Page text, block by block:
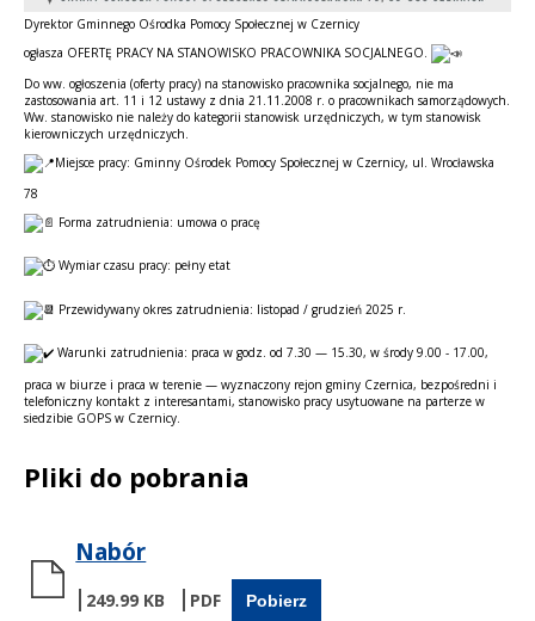
Treść
Dyrektor Gminnego Ośrodka Pomocy Społecznej w Czernicy
ogłasza OFERTĘ PRACY NA STANOWISKO PRACOWNIKA SOCJALNEGO.
Do ww. ogłoszenia (oferty pracy) na stanowisko pracownika socjalnego, nie ma
zastosowania art. 11 i 12 ustawy z dnia 21.11.2008 r. o pracownikach samorządowych.
Ww. stanowisko nie należy do kategorii stanowisk urzędniczych, w tym stanowisk
kierowniczych urzędniczych.
Miejsce pracy: Gminny Ośrodek Pomocy Społecznej w Czernicy, ul. Wrocławska
78
Forma zatrudnienia: umowa o pracę
Wymiar czasu pracy: pełny etat
Przewidywany okres zatrudnienia: listopad / grudzień 2025 r.
Warunki zatrudnienia: praca w godz. od 7.30 — 15.30, w środy 9.00 - 17.00,
praca w biurze i praca w terenie — wyznaczony rejon gminy Czernica, bezpośredni i
telefoniczny kontakt z interesantami, stanowisko pracy usytuowane na parterze w
siedzibie GOPS w Czernicy.
Pliki do pobrania
Nabór
249.99 KB Pobierz